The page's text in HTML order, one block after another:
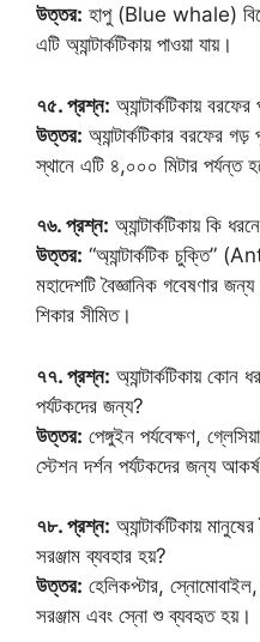
উত্তর: হাপু (Blue whale)
এটি অ্যান্টার্কটিকায় পাওয়া যায়।
৭৫. প্রশ্ন: অ্যান্টার্কটিকায়
উত্তর: অ্যান্টার্কটিকার বরফের
স্থানে এটি ৪,০০০ মিটার পর্যন্ত
৭৬. প্রশ্ন: অ্যান্টার্কটিকায় কি
উত্তর: “অ্যান্টার্কটিক চুক্তি”
মহাদেশটি বৈজ্ঞানিক গবেষণার
শিকার সীমিত।
৭৭. প্রশ্ন: অ্যান্টার্কটিকায় কোন
পর্যটকদের জন্য?
উত্তর: পেঙ্গুইন পর্যবেক্ষণ,
স্টেশন দর্শন পর্যটকদের জন্য
৭৮. প্রশ্ন: অ্যান্টার্কটিকায়
সরঞ্জাম ব্যবহার হয়?
উত্তর: হেলিকপ্টার,
সরঞ্জাম এবং স্নো শু ব্যবহৃত হয়।